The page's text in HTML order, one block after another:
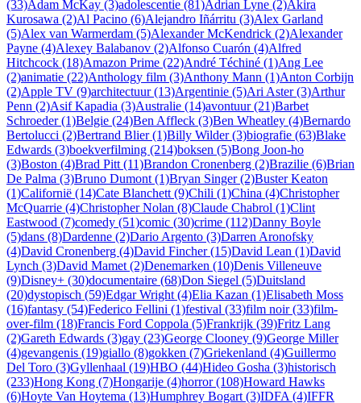
(33)Adam McKay (3)adolescentie (81)Adrian Lyne (2)Akira
Kurosawa (2)Al Pacino (6)Alejandro Iñárritu (3)Alex Garland
(5)Alex van Warmerdam (5)Alexander McKendrick (2)Alexander
Payne (4)Alexey Balabanov (2)Alfonso Cuarón (4)Alfred
Hitchcock (18)Amazon Prime (22)André Téchiné (1)Ang Lee
(2)animatie (22)Anthology film (3)Anthony Mann (1)Anton Corbijn
(2)Apple TV (9)architectuur (13)Argentinie (5)Ari Aster (3)Arthur
Penn (2)Asif Kapadia (3)Australie (14)avontuur (21)Barbet
Schroeder (1)Belgie (24)Ben Affleck (3)Ben Wheatley (4)Bernardo
Bertolucci (2)Bertrand Blier (1)Billy Wilder (3)biografie (63)Blake
Edwards (3)boekverfilming (214)boksen (5)Bong Joon-ho
(3)Boston (4)Brad Pitt (11)Brandon Cronenberg (2)Brazilie (6)Brian
De Palma (3)Bruno Dumont (1)Bryan Singer (2)Buster Keaton
(1)Californië (14)Cate Blanchett (9)Chili (1)China (4)Christopher
McQuarrie (4)Christopher Nolan (8)Claude Chabrol (1)Clint
Eastwood (7)comedy (51)comic (30)crime (112)Danny Boyle
(5)dans (8)Dardenne (2)Dario Argento (3)Darren Aronofsky
(4)David Cronenberg (4)David Fincher (15)David Lean (1)David
Lynch (3)David Mamet (2)Denemarken (10)Denis Villeneuve
(9)Disney+ (30)documentaire (68)Don Siegel (5)Duitsland
(20)dystopisch (59)Edgar Wright (4)Elia Kazan (1)Elisabeth Moss
(16)fantasy (54)Federico Fellini (1)festival (33)film noir (33)film-
over-film (18)Francis Ford Coppola (5)Frankrijk (39)Fritz Lang
(2)Gareth Edwards (3)gay (23)George Clooney (9)George Miller
(4)gevangenis (19)giallo (8)gokken (7)Griekenland (4)Guillermo
Del Toro (3)Gyllenhaal (19)HBO (44)Hideo Gosha (3)historisch
(233)Hong Kong (7)Hongarije (4)horror (108)Howard Hawks
(6)Hoyte Van Hoytema (13)Humphrey Bogart (3)IDFA (4)IFFR